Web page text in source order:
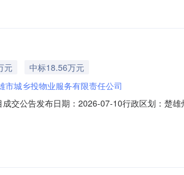
元
中标18.56万元
市城乡投物业服务有限责任公司
交公告发布日期：2026-07-10行政区划：楚
联系电话：/采购计划信息：序号采购计划文